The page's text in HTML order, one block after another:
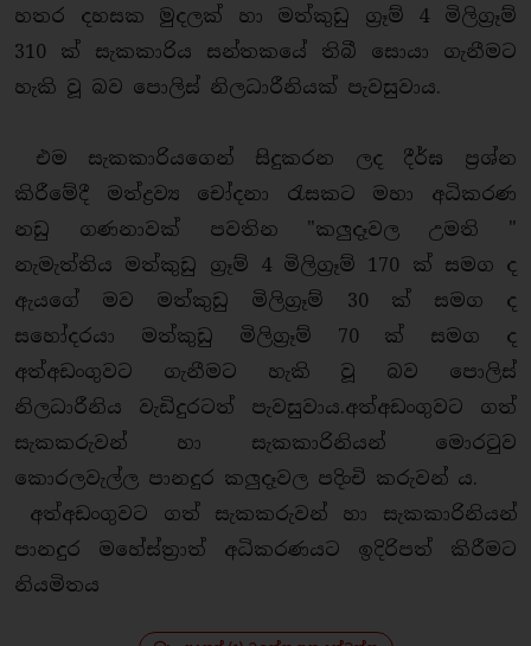
හතර දහසක මුදලක් හා මත්කුඩු ග්‍රෑම් 4 මිලිග්‍රෑම්
310 ක් සැකකාරිය සන්තකයේ තිබී සොයා ගැනීමට
හැකි වූ බව පොලිස් නිලධාරීනියක් පැවසුවාය.
එම සැකකාරියගෙන් සිදුකරන ලද දීර්ඝ ප්‍රශ්න
කිරීමේදී මත්ද්‍රව්‍ය චෝදනා රැසකට මහා අධිකරණ
නඩු ගණනාවක් පවතින "කලුදෑවල උමති "
නැමැත්තිය මත්කුඩු ග්‍රෑම් 4 මිලිග්‍රෑම් 170 ක් සමග ද
ඇයගේ මව මත්කුඩු මිලිග්‍රෑම් 30 ක් සමග ද
සහෝදරයා මත්කුඩු මිලිග්‍රෑම් 70 ක් සමග ද
අත්අඩංගුවට ගැනීමට හැකි වූ බව පොලිස්
නිලධාරීනිය වැඩිදුරටත් පැවසුවාය.අත්අඩංගුවට ගත්
සැකකරුවන් හා සැකකාරිනියන් මොරටුව
කොරලවැල්ල පානදුර කලුදෑවල පදිංචි කරුවන් ය.
අත්අඩංගුවට ගත් සැකකරුවන් හා සැකකාරිනියන්
පානදුර මහේස්ත්‍රාත් අධිකරණයට ඉදිරිපත් කිරීමට
නියමිතය